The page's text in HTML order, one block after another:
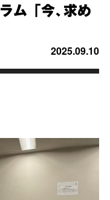
ム 「今、求め
2025.09.10